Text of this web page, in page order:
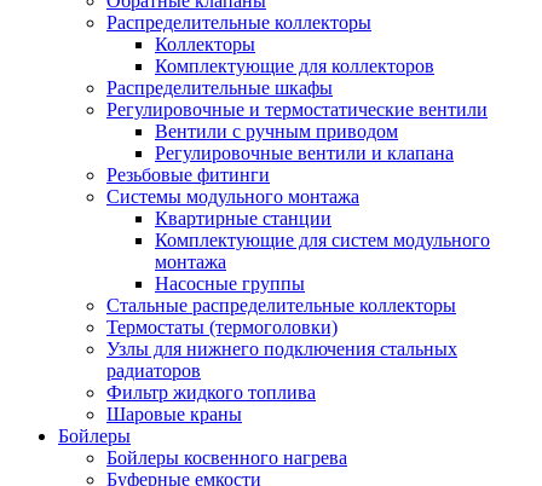
Распределительные коллекторы
Коллекторы
Комплектующие для коллекторов
Распределительные шкафы
Регулировочные и термостатические вентили
Вентили с ручным приводом
Регулировочные вентили и клапана
Резьбовые фитинги
Системы модульного монтажа
Квартирные станции
Комплектующие для систем модульного
монтажа
Насосные группы
Стальные распределительные коллекторы
Термостаты (термоголовки)
Узлы для нижнего подключения стальных
радиаторов
Фильтр жидкого топлива
Шаровые краны
Бойлеры
Бойлеры косвенного нагрева
Буферные емкости